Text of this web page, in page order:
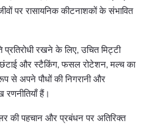
पर रासायनिक कीटनाशकों के संभावित
रखने के लिए, उचित मिट्टी
छंटाई और स्टैकिंग, फसल रोटेशन, मल्च का
से अपने पौधों की निगरानी और
रणनीतियाँ हैं।
की पहचान और प्रबंधन पर अतिरिक्त